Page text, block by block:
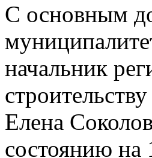
С основным
начальник
Елена
состоянию